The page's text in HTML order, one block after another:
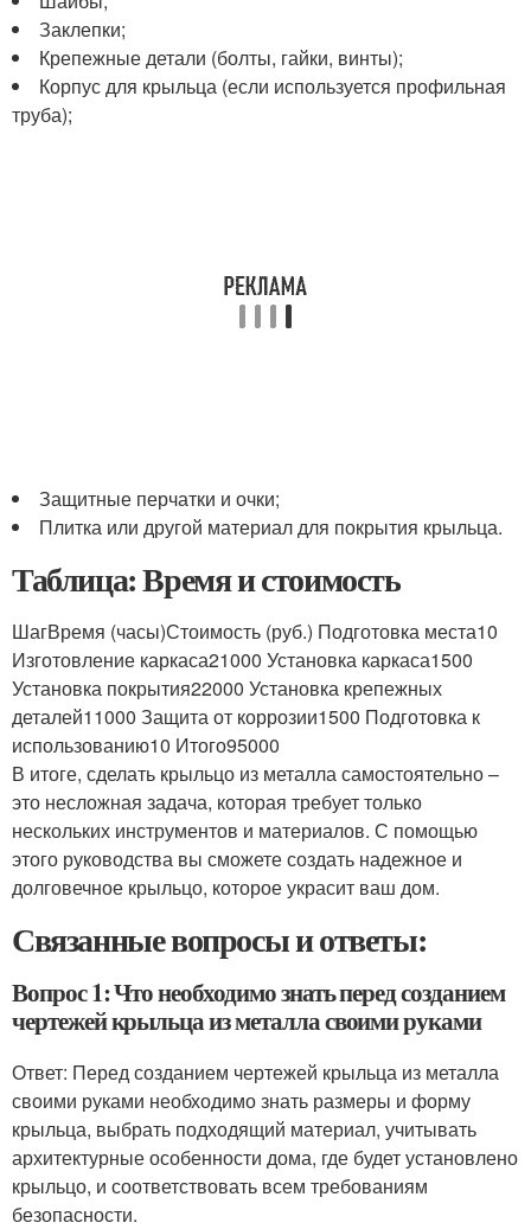
Заклепки;
Крепежные детали (болты, гайки, винты);
Корпус для крыльца (если используется профильная
труба);
Защитные перчатки и очки;
Плитка или другой материал для покрытия крыльца.
Таблица: Время и стоимость
ШагВремя (часы)Стоимость (руб.) Подготовка места10
Изготовление каркаса21000 Установка каркаса1500
Установка покрытия22000 Установка крепежных
деталей11000 Защита от коррозии1500 Подготовка к
использованию10 Итого95000
В итоге, сделать крыльцо из металла самостоятельно –
это несложная задача, которая требует только
нескольких инструментов и материалов. С помощью
этого руководства вы сможете создать надежное и
долговечное крыльцо, которое украсит ваш дом.
Связанные вопросы и ответы:
Вопрос 1: Что необходимо знать перед созданием
чертежей крыльца из металла своими руками
Ответ: Перед созданием чертежей крыльца из металла
своими руками необходимо знать размеры и форму
крыльца, выбрать подходящий материал, учитывать
архитектурные особенности дома, где будет установлено
крыльцо, и соответствовать всем требованиям
безопасности.